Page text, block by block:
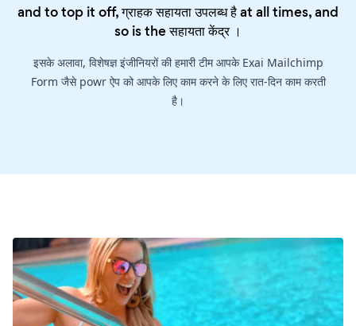
and to top it off, ग्राहक सहायता उपलब्ध है at all times, and
so is theसहायता केंद्र।
इसके अलावा, विशेषज्ञ इंजीनियरों की हमारी टीम आपके Exai Mailchimp
Form जैसे powr ऐप को आपके लिए काम करने के लिए रात-दिन काम करती
है।